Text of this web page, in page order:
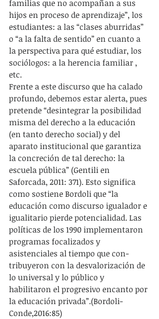
familias que no acompañan a sus
hijos en proceso de aprendizaje”, los
estudiantes: a las “clases aburridas”
o “a la falta de sentido” en cuanto a
la perspectiva para qué estudiar, los
sociólogos: a la herencia familiar ,
etc.
Frente a este discurso que ha calado
profundo, debemos estar alerta, pues
pretende “desintegrar la posibilidad
misma del derecho a la educación
(en tanto derecho social) y del
aparato institucional que garantiza
la concreción de tal derecho: la
escuela pública” (Gentili en
Saforcada, 2011: 371). Esto significa
como sostiene Bordoli que “la
educación como discurso igualador e
igualitario pierde potencialidad. Las
políticas de los 1990 implementaron
programas focalizados y
asistenciales al tiempo que con­
tribuyeron con la desvalorización de
lo universal y lo público y
habilitaron el progresivo encanto por
la educación privada”.(Bordoli-
Conde,2016:85)